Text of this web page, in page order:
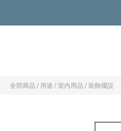
全部商品 / 用途 /室內用品 / 裝飾擺設